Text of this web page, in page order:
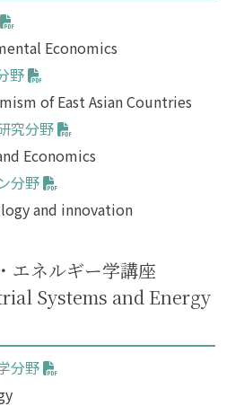
Economics
野
of East Asian Countries
究分野
Economics
分野
and innovation
エネルギー学講座
Systems and Energy
分野